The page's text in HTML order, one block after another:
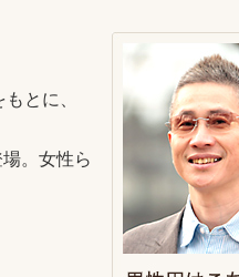
とに、
。女性ら